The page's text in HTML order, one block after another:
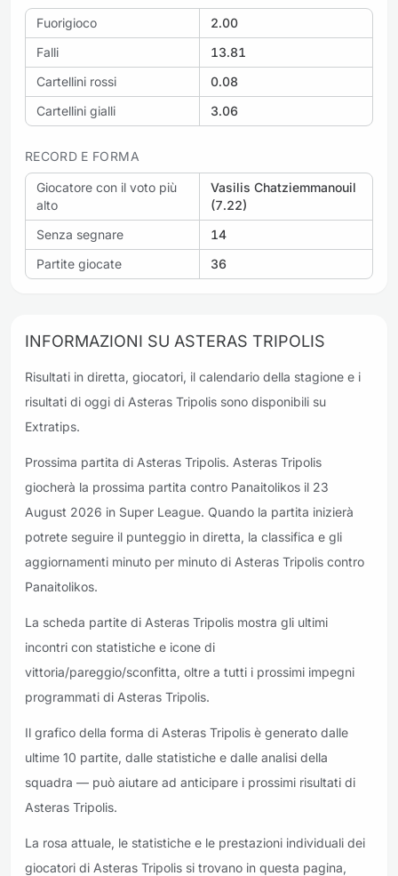
Fuorigioco
2.00
Falli
13.81
Cartellini rossi
0.08
Cartellini gialli
3.06
RECORD E FORMA
Giocatore con il voto più
alto
Vasilis Chatziemmanouil
(7.22)
Senza segnare
14
Partite giocate
36
INFORMAZIONI SU ASTERAS TRIPOLIS
Risultati in diretta, giocatori, il calendario della stagione e i
risultati di oggi di Asteras Tripolis sono disponibili su
Extratips.
Prossima partita di Asteras Tripolis. Asteras Tripolis
giocherà la prossima partita contro Panaitolikos il 23
August 2026 in Super League. Quando la partita inizierà
potrete seguire il punteggio in diretta, la classifica e gli
aggiornamenti minuto per minuto di Asteras Tripolis contro
Panaitolikos.
La scheda partite di Asteras Tripolis mostra gli ultimi
incontri con statistiche e icone di
vittoria/pareggio/sconfitta, oltre a tutti i prossimi impegni
programmati di Asteras Tripolis.
Il grafico della forma di Asteras Tripolis è generato dalle
ultime 10 partite, dalle statistiche e dalle analisi della
squadra — può aiutare ad anticipare i prossimi risultati di
Asteras Tripolis.
La rosa attuale, le statistiche e le prestazioni individuali dei
giocatori di Asteras Tripolis si trovano in questa pagina,